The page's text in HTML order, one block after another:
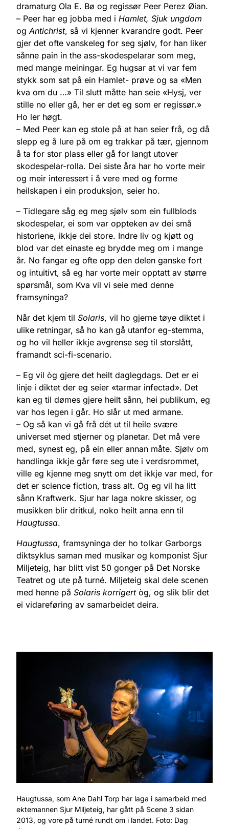
dramaturg Ola E. Bø og regissør Peer Perez Øian.
– Peer har eg jobba med i Hamlet, Sjuk ungdom
og Antichrist, så vi kjenner kvarandre godt. Peer
gjer det ofte vanskeleg for seg sjølv, for han liker
sånne pain in the ass-skodespelarar som meg,
med mange meiningar. Eg hugsar at vi var fem
stykk som sat på ein Hamlet- prøve og sa «Men
kva om du …» Til slutt måtte han seie «Hysj, ver
stille no eller gå, her er det eg som er regissør.»
Ho ler høgt.
– Med Peer kan eg stole på at han seier frå, og då
slepp eg å lure på om eg trakkar på tær, gjennom
å ta for stor plass eller gå for langt utover
skodespelar-rolla. Dei siste åra har ho vorte meir
og meir interessert i å vere med og forme
heilskapen i ein produksjon, seier ho.
– Tidlegare såg eg meg sjølv som ein fullblods
skodespelar, ei som var oppteken av dei små
historiene, ikkje dei store. Indre liv og kjøtt og
blod var det einaste eg brydde meg om i mange
år. No fangar eg ofte opp den delen ganske fort
og intuitivt, så eg har vorte meir opptatt av større
spørsmål, som Kva vil vi seie med denne
framsyninga?
Når det kjem til Solaris, vil ho gjerne tøye diktet i
ulike retningar, så ho kan gå utanfor eg-stemma,
og ho vil heller ikkje avgrense seg til storslått,
framandt sci-fi-scenario.
– Eg vil òg gjere det heilt daglegdags. Det er ei
linje i diktet der eg seier «tarmar infectad». Det
kan eg til dømes gjere heilt sånn, hei publikum, eg
var hos legen i går. Ho slår ut med armane.
– Og så kan vi gå frå dét ut til heile svære
universet med stjerner og planetar. Det må vere
med, synest eg, på ein eller annan måte. Sjølv om
handlinga ikkje går føre seg ute i verdsrommet,
ville eg kjenne meg snytt om det ikkje var med, for
det er science fiction, trass alt. Og eg vil ha litt
sånn Kraftwerk. Sjur har laga nokre skisser, og
musikken blir dritkul, noko heilt anna enn til
Haugtussa.
Haugtussa, framsyninga der ho tolkar Garborgs
diktsyklus saman med musikar og komponist Sjur
Miljeteig, har blitt vist 50 gonger på Det Norske
Teatret og ute på turné. Miljeteig skal dele scenen
med henne på Solaris korrigertòg, og slik blir det
ei vidareføring av samarbeidet deira.
Haugtussa, som Ane Dahl Torp har laga i samarbeid med
ektemannen Sjur Miljeteig, har gått på Scene 3 sidan
2013, og vore på turné rundt om i landet. Foto: Dag